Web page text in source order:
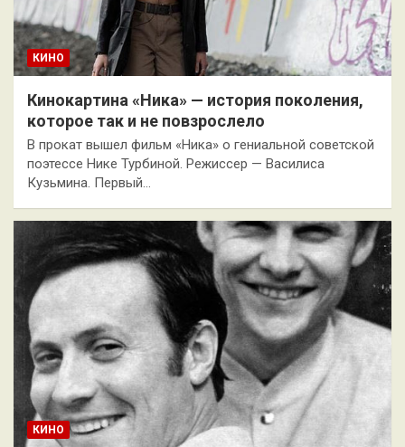
КИНО
Кинокартина «Ника» — история поколения,
которое так и не повзрослело
В прокат вышел фильм «Ника» о гениальной советской
поэтессе Нике Турбиной. Режиссер — Василиса
Кузьмина. Первый…
КИНО